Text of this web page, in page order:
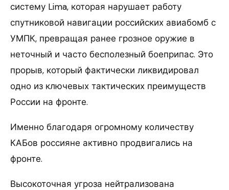
систему Lima, которая нарушает работу
спутниковой навигации российских авиабомб с
УМПК, превращая ранее грозное оружие в
неточный и часто бесполезный боеприпас. Это
прорыв, который фактически ликвидировал
одно из ключевых тактических преимуществ
России на фронте.
Именно благодаря огромному количеству
КАБов россияне активно продвигались на
фронте.
Высокоточная угроза нейтрализована